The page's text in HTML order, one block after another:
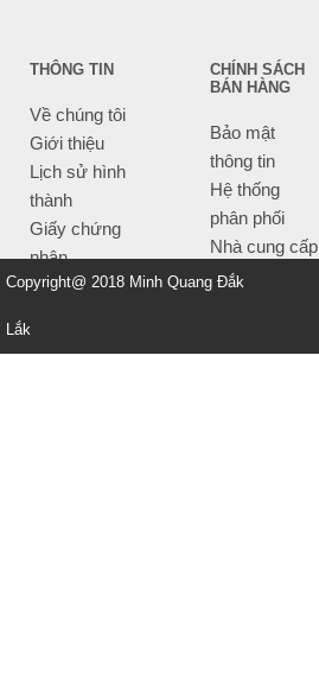
THÔNG TIN
Về chúng tôi
Giới thiệu
Lịch sử hình
thành
Giấy chứng
nhận
CHÍNH SÁCH
BÁN HÀNG
Bảo mật
thông tin
Hệ thống
phân phối
Nhà cung cấp
Tiêu chí bán
Copyright@ 2018 Minh Quang Đắk
Lắk